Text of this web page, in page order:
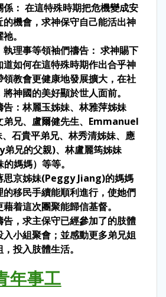
： 在這特殊時期把危機變成安
機會，求神保守自己能活出神
。
理事等領袖們禱告： 求神賜下
如何在這特殊時期作出合乎神
教會更健康地發展擴大，在社
神國的美好顯於世人面前。
：林麗玉姊妹、林雅萍姊妹
兄、盧爾健先生、Emmanuel
石貴平弟兄、林秀清姊妹、應
兄的父親)、林盧麗筠姊妹
媽媽）等等。
思京姊妹(Peggy Jiang)的媽媽
移民手續能順利進行，使她們
着這次團聚能歸信基督。
，求主保守已經參加了的肢體
小組聚會；並感動更多弟兄姐
投入肢體生活。
年事工